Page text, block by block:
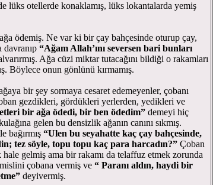
lüks otellerde konaklamış, lüks lokantalarda yemiş
ödemiş. Ne var ki bir çay bahçesinde oturup çay,
davranıp “Ağam Allah’ını seversen bari bunları
Ağa cüzi miktar tutacağını bildiği o rakamları
Böylece onun gönlünü kırmamış.
bir şey sormaya cesaret edemeyenler, çobanı
gezdikleri, gördükleri yerlerden, yedikleri ve
bir ağa ödedi, bir ben ödedim” demeyi hiç
gelen bu densizlik ağanın canını sıkmış.
bağırmış “Ulen bu seyahatte kaç çay bahçesinde,
tez söyle, topu topu kaç para harcadın?” Çoban
hale gelmiş ama bir rakamı da telaffuz etmek zorunda
çobana vermiş ve “ Paranı aldın, haydi bir
deyivermiş.